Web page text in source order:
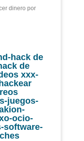
dinero por
hack de
de
xxx-
juegos-
ocio-
software-